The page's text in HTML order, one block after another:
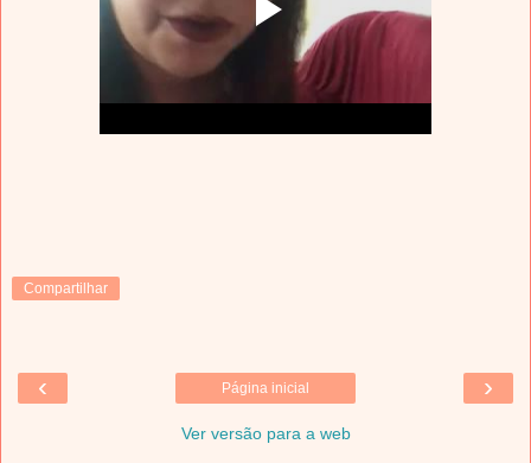
Compartilhar
‹ ›
Página inicial
Ver versão para a web